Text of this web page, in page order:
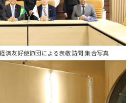
済友好使節団による表敬訪問 集合写真